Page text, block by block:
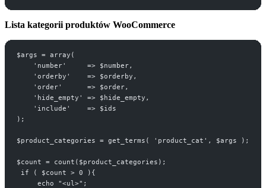
Lista kategorii produktów WooCommerce
$args = array(
    'number'     => $number,
    'orderby'    => $orderby,
    'order'      => $order,
    'hide_empty' => $hide_empty,
    'include'    => $ids
);
$product_categories = get_terms( 'product_cat', $args );
$count = count($product_categories);
if ( $count > 0 ){
     echo "<ul>";